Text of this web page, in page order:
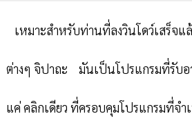
เหมาะสำหรับท่านที่ลงวินโดว์เสร็จแ
ต่างๆ จิปาถะ มันเป็นโปรแกรมที่รับอ
แค่ คลิกเดียว ที่ครอบคุมโปรแกรมที่จ